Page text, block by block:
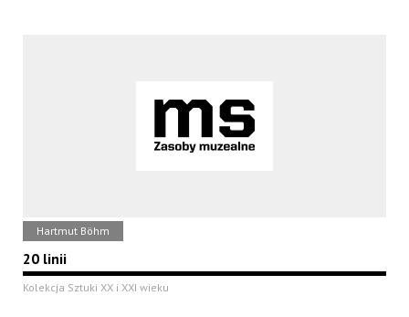
Hartmut Böhm
20 linii
Kolekcja Sztuki XX i XXI wieku